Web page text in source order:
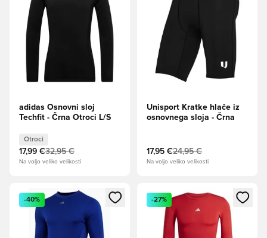
adidas Osnovni sloj
Techfit - Črna Otroci L/S
Otroci
17,99 €32,95 €
Na voljo veliko velikosti
Unisport Kratke hlače iz
osnovnega sloja - Črna
17,95 €24,95 €
Na voljo veliko velikosti
Odpre Modal za prijavo ali vpis kot član
-40%
Odpre Modal za prijavo ali
-27%